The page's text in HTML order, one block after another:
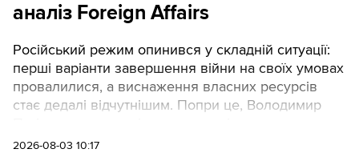
аналіз Foreign Affairs
Російський режим опинився у складній ситуації:
перші варіанти завершення війни на своїх умовах
провалилися, а виснаження власних ресурсів
стає дедалі відчутнішим. Попри це, Володимир
тривалої війни на виснаження, розраховуючи
2026-08-03 10:17